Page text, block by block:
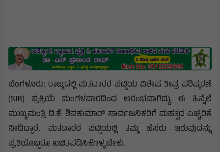
ಬೆಂಗಳೂರು: ರಾಜ್ಯದಲ್ಲಿ ಮತದಾರರ ಪಟ್ಟಿಯ ವಿಶೇಷ ತೀವ್ರ ಪರಿಷ್ಕರಣೆ
(SIR) ಪ್ರಕ್ರಿಯೆ ಮಂಗಳವಾರದಿಂದ ಆರಂಭವಾಗಿದ್ದು, ಈ ಹಿನ್ನೆಲೆ
ಮುಖ್ಯಮಂತ್ರಿ ಡಿ.ಕೆ. ಶಿವಕುಮಾರ್ ಸಾರ್ವಜನಿಕರಿಗೆ ಮಹತ್ವದ ಎಚ್ಚರಿಕೆ
ನೀಡಿದ್ದಾರೆ. ಮತದಾರರ ಪಟ್ಟಿಯಲ್ಲಿ ತಮ್ಮ ಹೆಸರು ಇರುವುದನ್ನು
ಪ್ರತಿಯೊಬ್ಬರೂ ಖಚಿತಪಡಿಸಿಕೊಳ್ಳಬೇಕು.